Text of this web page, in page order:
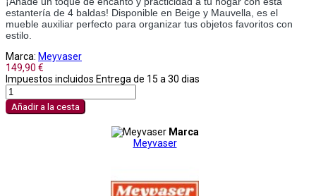
estantería de 4 baldas! Disponible en Beige y Mauvella, es el
mueble auxiliar perfecto para organizar tus objetos favoritos con
estilo.
Marca: Meyvaser
149,90 €
Impuestos incluidos Entrega de 15 a 30 dias
Añadir a la cesta
Marca
Meyvaser